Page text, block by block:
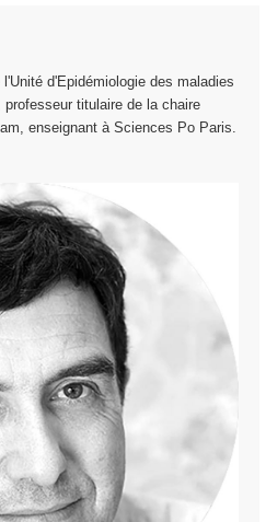
d'Epidémiologie des maladies
titulaire de la chaire
enseignant à Sciences Po Paris.